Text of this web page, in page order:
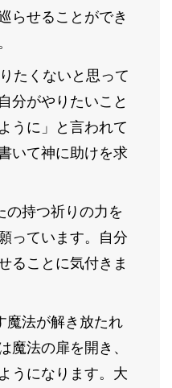
らせることができ
たくないと思って
分がやりたいこと
うに」と言われて
いて神に助けを求
の持つ祈りの力を
っています。自分
ることに気付きま
魔法が解き放たれ
魔法の扉を開き、
うになります。大